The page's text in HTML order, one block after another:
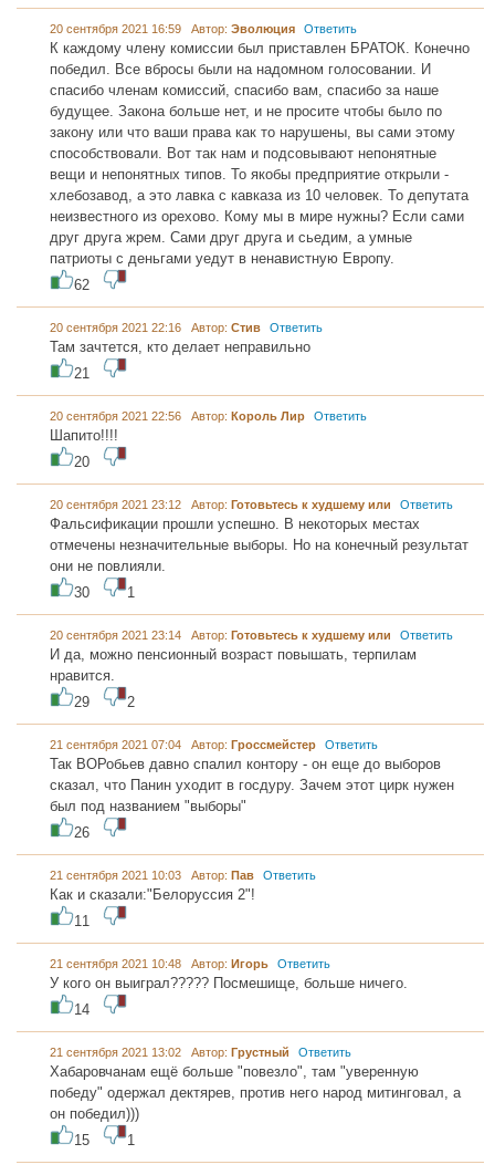
20 сентября 2021 16:59 Автор: Эволюция Ответить
К каждому члену комиссии был приставлен БРАТОК. Конечно
победил. Все вбросы были на надомном голосовании. И
спасибо членам комиссий, спасибо вам, спасибо за наше
будущее. Закона больше нет, и не просите чтобы было по
закону или что ваши права как то нарушены, вы сами этому
способствовали. Вот так нам и подсовывают непонятные
вещи и непонятных типов. То якобы предприятие открыли -
хлебозавод, а это лавка с кавказа из 10 человек. То депутата
неизвестного из орехово. Кому мы в мире нужны? Если сами
друг друга жрем. Сами друг друга и сьедим, а умные
патриоты с деньгами уедут в ненавистную Европу.
62
20 сентября 2021 22:16 Автор: Стив Ответить
Там зачтется, кто делает неправильно
21
20 сентября 2021 22:56 Автор: Король Лир Ответить
Шапито!!!!
20
20 сентября 2021 23:12 Автор: Готовьтесь к худшему или Ответить
Фальсификации прошли успешно. В некоторых местах
отмечены незначительные выборы. Но на конечный результат
они не повлияли.
30
1
20 сентября 2021 23:14 Автор: Готовьтесь к худшему или Ответить
И да, можно пенсионный возраст повышать, терпилам
нравится.
29
2
21 сентября 2021 07:04 Автор: Гроссмейстер Ответить
Так ВОРобьев давно спалил контору - он еще до выборов
сказал, что Панин уходит в госдуру. Зачем этот цирк нужен
был под названием "выборы"
26
21 сентября 2021 10:03 Автор: Пав Ответить
Как и сказали:"Белоруссия 2"!
11
21 сентября 2021 10:48 Автор: Игорь Ответить
У кого он выиграл????? Посмешище, больше ничего.
14
21 сентября 2021 13:02 Автор: Грустный Ответить
Хабаровчанам ещё больше "повезло", там "уверенную
победу" одержал дектярев, против него народ митинговал, а
он победил)))
15
1